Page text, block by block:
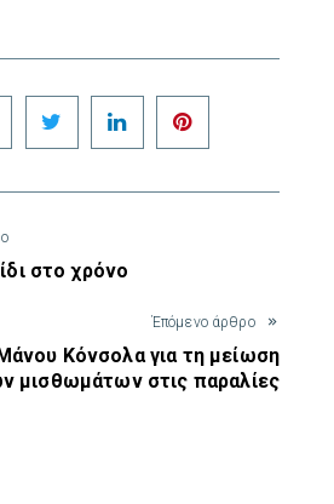
Facebook Twitter LinkedIn
στο χρόνο
Έπόμενο άρθρο
Κόνσολα για τη μείωση
μισθωμάτων στις παραλίες